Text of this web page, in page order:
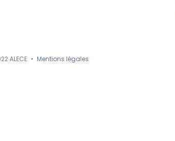
ALECE • Mentions légales